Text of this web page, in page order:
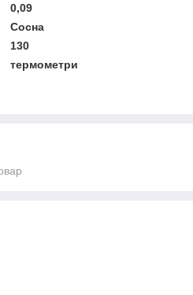
0,09
Сосна
130
термометри